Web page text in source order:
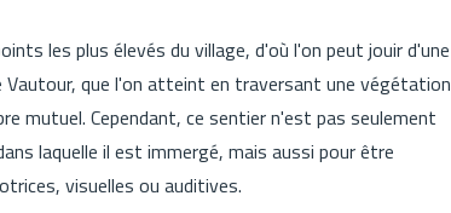
les plus élevés du village, d'où l'on peut jouir d'une
Vautour, que l'on atteint en traversant une végétation
mutuel. Cependant, ce sentier n'est pas seulement
laquelle il est immergé, mais aussi pour être
visuelles ou auditives.